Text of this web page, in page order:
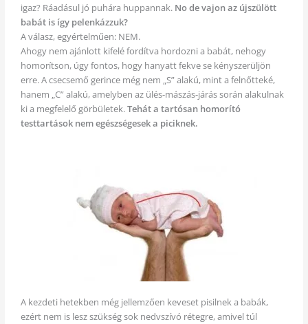
igaz? Ráadásul jó puhára huppannak. No de vajon az újszülött
babát is így pelenkázzuk?
A válasz, egyértelműen: NEM.
Ahogy nem ajánlott kifelé fordítva hordozni a babát, nehogy
homorítson, úgy fontos, hogy hanyatt fekve se kényszerüljön
erre. A csecsemő gerince még nem „S” alakú, mint a felnőtteké,
hanem „C” alakú, amelyben az ülés-mászás-járás során alakulnak
ki a megfelelő görbületek. Tehát a tartósan homorító
testtartások nem egészségesek a piciknek.
A kezdeti hetekben még jellemzően keveset pisilnek a babák,
ezért nem is lesz szükség sok nedvszívó rétegre, amivel túl